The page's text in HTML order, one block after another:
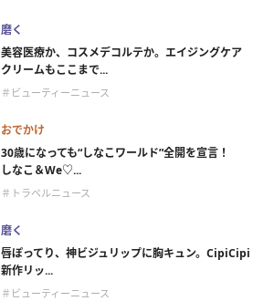
磨く
美容医療か、コスメデコルテか。エイジングケア
クリームもここまで...
＃ビューティーニュース
おでかけ
30歳になっても“しなこワールド”全開を宣言！
しなこ＆We♡...
＃トラベルニュース
磨く
唇ぽってり、神ビジュリップに胸キュン。CipiCipi
新作リッ...
＃ビューティーニュース